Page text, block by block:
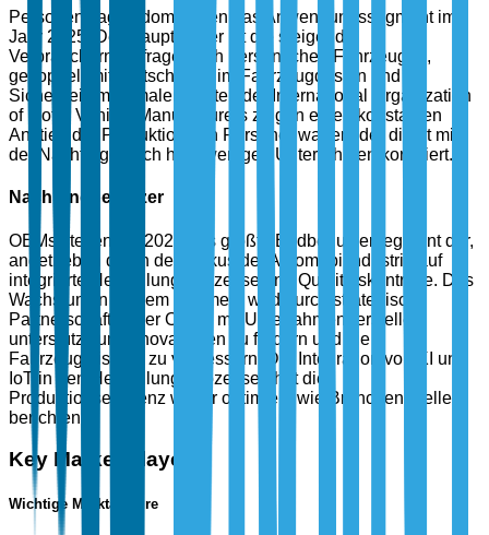
Personenwagen dominieren das Anwendungssegment im
Jahr 2025. Der Haupttreiber ist die steigende
Verbrauchernachfrage nach persönlichen Fahrzeugen,
gekoppelt mit Fortschritten im Fahrzeugdesign und in
Sicherheitsmerkmalen. Daten der International Organization
of Motor Vehicle Manufacturers zeigen einen konstanten
Anstieg der Produktion von Personenwagen, der direkt mit
der Nachfrage nach hochwertigen Unterrahmen korreliert.
Nach Endbenutzer
OEMs stellen bis 2025 das größte Endbenutzersegment dar,
angetrieben durch den Fokus der Automobilindustrie auf
integrierte Herstellungsprozesse und Qualitätskontrolle. Das
Wachstum in diesem Segment wird durch strategische
Partnerschaften der OEMs mit Unterrahmenherstellern
unterstützt, um Innovationen zu fördern und die
Fahrzeugleistung zu verbessern. Die Integration von KI und
IoT in den Herstellungsprozessen hat die
Produktionseffizienz weiter optimiert, wie Branchenquellen
berichten.
Key Market Players
Wichtige Marktakteure